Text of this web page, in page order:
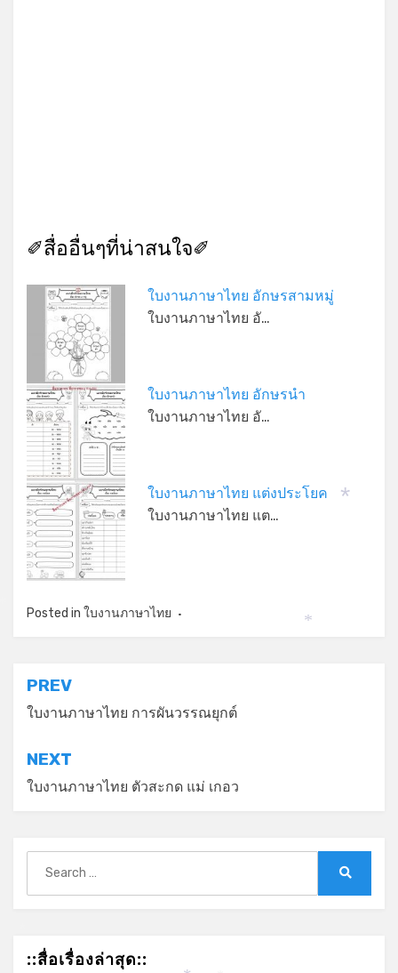
✐สื่ออื่นๆที่น่าสนใจ✐
ใบงานภาษาไทย อักษรสามหมู่
ใบงานภาษาไทย อั…
ใบงานภาษาไทย อักษรนำ
ใบงานภาษาไทย อั…
ใบงานภาษาไทย แต่งประโยค
ใบงานภาษาไทย แต…
Posted in ใบงานภาษาไทย
แนะแนว
เรื่อง
PREV
ใบงานภาษาไทย การผันวรรณยุกต์
NEXT
ใบงานภาษาไทย ตัวสะกด แม่ เกอว
for:
::สื่อเรื่องล่าสุด::